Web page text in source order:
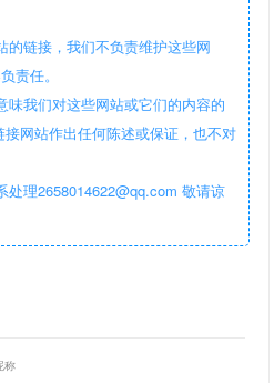
的链接，我们不负责维护这些网
责任。
味我们对这些网站或它们的内容的
网站作出任何陈述或保证，也不对
处理2658014622@qq.com 敬请谅
称